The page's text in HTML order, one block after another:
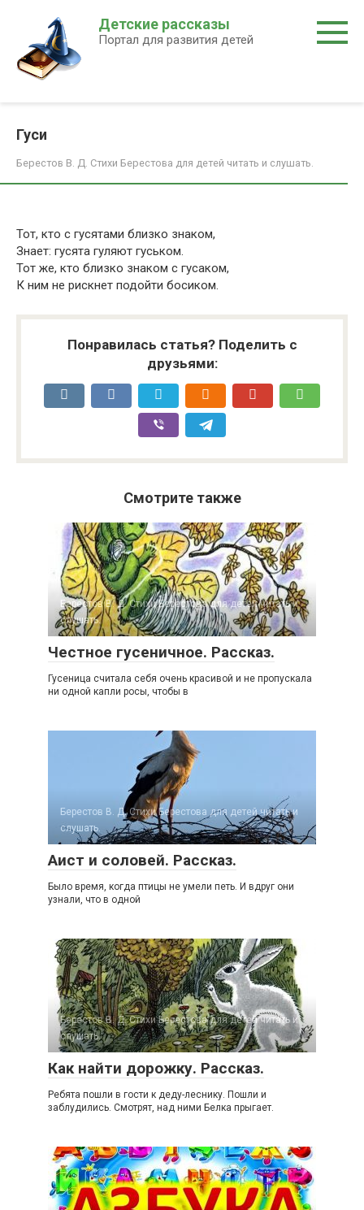
контенту
Детские рассказы
Портал для развития детей
Гуси
Берестов В. Д. Стихи Берестова для детей читать и слушать.
Тот, кто с гусятами близко знаком,
Знает: гусята гуляют гуськом.
Тот же, кто близко знаком с гусаком,
К ним не рискнет подойти босиком.
Понравилась статья? Поделить с
друзьями:
Смотрите также
Берестов В. Д. Стихи Берестова для детей читать и
слушать.
Честное гусеничное. Рассказ.
Гусеница считала себя очень красивой и не пропускала
ни одной капли росы, чтобы в
Берестов В. Д. Стихи Берестова для детей читать и
слушать.
Аист и соловей. Рассказ.
Было время, когда птицы не умели петь. И вдруг они
узнали, что в одной
Берестов В. Д. Стихи Берестова для детей читать и
слушать.
Как найти дорожку. Рассказ.
Ребята пошли в гости к деду-леснику. Пошли и
заблудились. Смотрят, над ними Белка прыгает.